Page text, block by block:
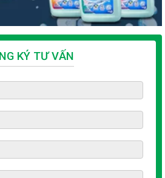
Tả Thanh Oai, Thanh Trì, Hà Nội
đến môi trường không?
quan trọng không?
KÝ TƯ VẤN